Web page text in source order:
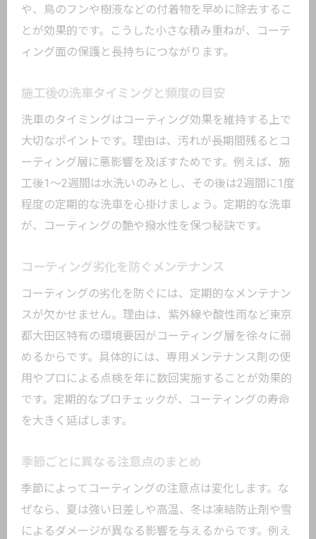
や、鳥のフンや樹液などの付着物を早めに除去するこ
とが効果的です。こうした小さな積み重ねが、コーテ
ィング面の保護と長持ちにつながります。
施工後の洗車タイミングと頻度の目安
洗車のタイミングはコーティング効果を維持する上で
大切なポイントです。理由は、汚れが長期間残るとコ
ーティング層に悪影響を及ぼすためです。例えば、施
工後1〜2週間は水洗いのみとし、その後は2週間に1度
程度の定期的な洗車を心掛けましょう。定期的な洗車
が、コーティングの艶や撥水性を保つ秘訣です。
コーティング劣化を防ぐメンテナンス
コーティングの劣化を防ぐには、定期的なメンテナン
スが欠かせません。理由は、紫外線や酸性雨など東京
都大田区特有の環境要因がコーティング層を徐々に弱
めるからです。具体的には、専用メンテナンス剤の使
用やプロによる点検を年に数回実施することが効果的
です。定期的なプロチェックが、コーティングの寿命
を大きく延ばします。
季節ごとに異なる注意点のまとめ
季節によってコーティングの注意点は変化します。な
ぜなら、夏は強い日差しや高温、冬は凍結防止剤や雪
によるダメージが異なる影響を与えるからです。例え